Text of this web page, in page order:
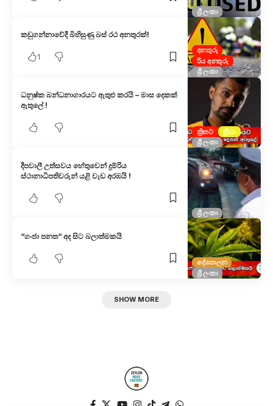
ශ්‍රී ලංකා
අනතුරු
රිය අනතුරු
ශ්‍රී ලංකා
කඩුගන්නාවේදී බිහිසුණු බස් රථ අනතුරක්!
1
ක්‍රිකට්
ක්‍රීඩා
ශ්‍රී ලංකා
ධනුෂ්ක බන්ධනාගාරයට ඇතුළු කරයි – මාස දෙකක්
ඇතුලේ !
ශ්‍රී ලංකා
දීපවාලී උත්සවය හේතුවෙන් දුම්රිය
ස්ථානාධිපතිවරුන් යළි වැඩ අරඹයි !
දේශපාලන
ශ්‍රී ලංකා
“ගංජා පනත“ අද සිට බලාත්මකයි
SHOW MORE